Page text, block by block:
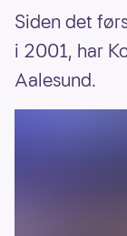
Siden det
i 2001, har
Aalesund.